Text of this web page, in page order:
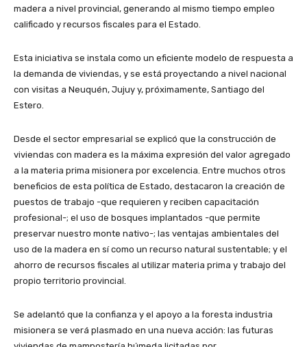
madera a nivel provincial, generando al mismo tiempo empleo
calificado y recursos fiscales para el Estado.
Esta iniciativa se instala como un eficiente modelo de respuesta a
la demanda de viviendas, y se está proyectando a nivel nacional
con visitas a Neuquén, Jujuy y, próximamente, Santiago del
Estero.
Desde el sector empresarial se explicó que la construcción de
viviendas con madera es la máxima expresión del valor agregado
a la materia prima misionera por excelencia. Entre muchos otros
beneficios de esta política de Estado, destacaron la creación de
puestos de trabajo -que requieren y reciben capacitación
profesional-; el uso de bosques implantados -que permite
preservar nuestro monte nativo-; las ventajas ambientales del
uso de la madera en sí como un recurso natural sustentable; y el
ahorro de recursos fiscales al utilizar materia prima y trabajo del
propio territorio provincial.
Se adelantó que la confianza y el apoyo a la foresta industria
misionera se verá plasmado en una nueva acción: las futuras